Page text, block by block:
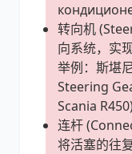
转向机
向系统，实
举例：斯堪
Steering
Scania
连杆
将活塞的往